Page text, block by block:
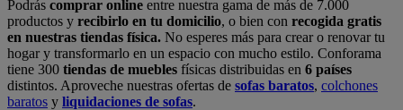
Podrás comprar online entre nuestra gama de más de 7.000
productos y recibirlo en tu domicilio, o bien con recogida gratis
en nuestras tiendas física. No esperes más para crear o renovar tu
hogar y transformarlo en un espacio con mucho estilo. Conforama
tiene 300 tiendas de muebles físicas distribuidas en 6 países
distintos. Aproveche nuestras ofertas de sofas baratos, colchones
baratos y liquidaciones de sofas.